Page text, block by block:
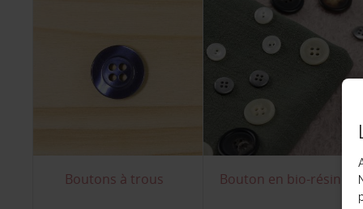
Boutons à trous Bouton en bio-résine